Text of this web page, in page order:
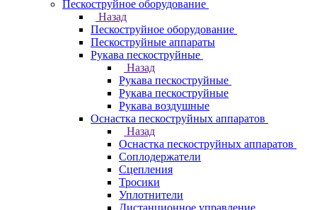
Пескоструйное оборудование
Назад
Пескоструйное оборудование
Пескоструйные аппараты
Рукава пескоструйные
Назад
Рукава пескоструйные
Рукава пескоструйные
Рукава воздушные
Оснастка пескоструйных аппаратов
Назад
Оснастка пескоструйных аппаратов
Соплодержатели
Сцепления
Тросики
Уплотнители
Дистанционное управление